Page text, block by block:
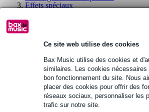
Ce site web utilise des cookies
Bax Music utilise des cookies et
similaires. Les cookies
bon fonctionnement du site. Nous
placer des cookies pour offrir des
réseaux sociaux, personnaliser les
trafic sur notre site.
Effets spéciaux
Parfums machine à fumée
Parfums machine à fumée
Aucun produit trouvé.